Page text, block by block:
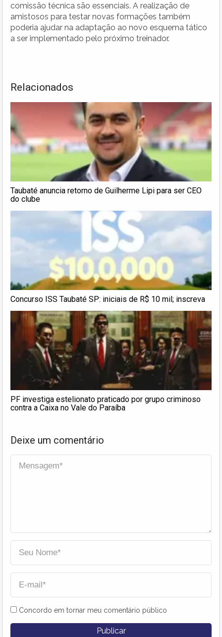
comissão técnica são essenciais. A realização de
amistosos para testar novas formações também
poderia ajudar na adaptação ao novo esquema tático
a ser implementado pelo próximo treinador.
Relacionados
Taubaté anuncia retorno de Guilherme Lipi para ser CEO
do clube
Concurso ISS Taubaté SP: iniciais de R$ 10 mil; inscreva
PF investiga estelionato praticado por grupo criminoso
contra a Caixa no Vale do Paraíba
Deixe um comentário
Concordo em tornar meu comentário público